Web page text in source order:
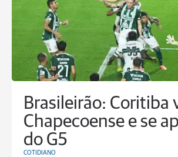
Brasileirão: Coritiba
Chapecoense e se
do G5
COTIDIANO